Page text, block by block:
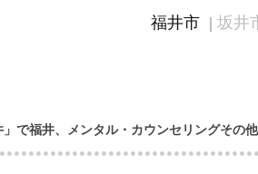
福井市 坂井
」で福井、メンタル・カウンセリングその